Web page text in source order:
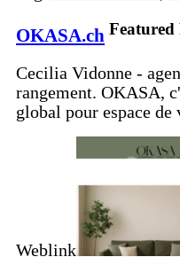
OKASA.ch Featured
Cecilia Vidonne -
rangement. OKASA,
global pour espace
Weblink